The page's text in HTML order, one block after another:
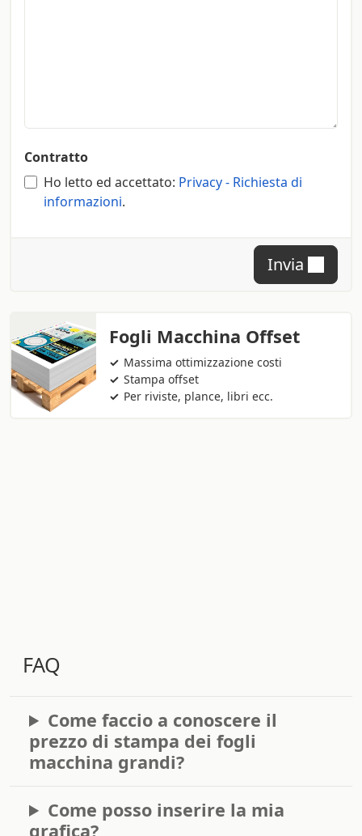
Contratto
Ho letto ed accettato: Privacy - Richiesta di
informazioni.
Invia
Fogli Macchina Offset
Massima ottimizzazione costi
Stampa offset
Per riviste, plance, libri ecc.
FAQ
Come faccio a conoscere il
prezzo di stampa dei fogli
macchina grandi?
Come posso inserire la mia
grafica?